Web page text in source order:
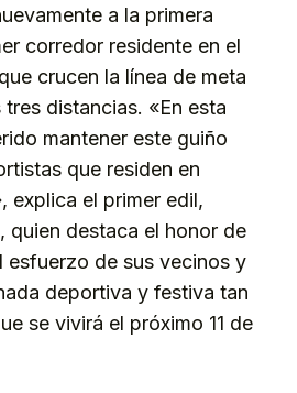
a la primera
corredor residente en el
crucen la línea de meta
distancias. «En esta
mantener este guiño
que residen en
explica el primer edil,
quien destaca el honor de
esfuerzo de sus vecinos y
deportiva y festiva tan
se vivirá el próximo 11 de